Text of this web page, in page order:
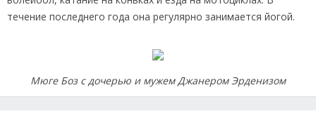
течение последнего года она регулярно занимается йогой.
Мюге Боз с дочерью и мужем Джанером Эрденизом